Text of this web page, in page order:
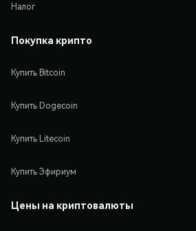
Налог
Покупка крипто
Купить Bitcoin
Купить Dogecoin
Купить Litecoin
Купить Эфириум
Цены на криптовалюты